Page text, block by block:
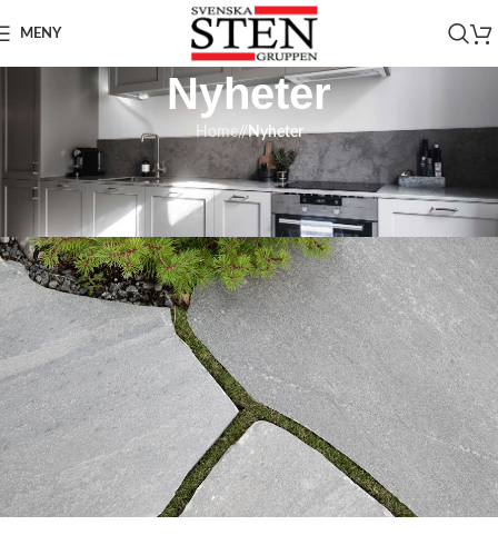
MENY
Nyheter
Home/ Nyheter
NYHETER
Varför välja naturstenen skiffer?
On 20 mars 2025